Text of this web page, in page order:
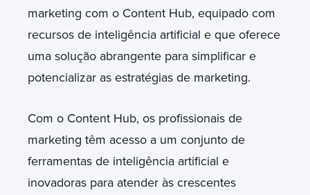
marketing com o Content Hub, equipado com
recursos de inteligência artificial e que oferece
uma solução abrangente para simplificar e
potencializar as estratégias de marketing.
Com o Content Hub, os profissionais de
marketing têm acesso a um conjunto de
ferramentas de inteligência artificial e
inovadoras para atender às crescentes